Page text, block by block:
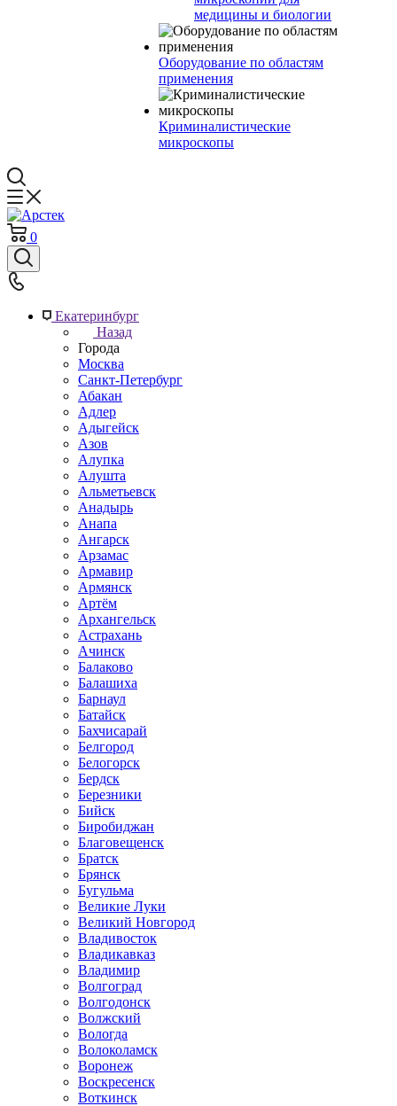
медицины и биологии
Оборудование по областям
применения
Криминалистические
микроскопы
0
Екатеринбург
Назад
Города
Москва
Санкт-Петербург
Абакан
Адлер
Адыгейск
Азов
Алупка
Алушта
Альметьевск
Анадырь
Анапа
Ангарск
Арзамас
Армавир
Армянск
Артём
Архангельск
Астрахань
Ачинск
Балаково
Балашиха
Барнаул
Батайск
Бахчисарай
Белгород
Белогорск
Бердск
Березники
Бийск
Биробиджан
Благовещенск
Братск
Брянск
Бугульма
Великие Луки
Великий Новгород
Владивосток
Владикавказ
Владимир
Волгоград
Волгодонск
Волжский
Вологда
Волоколамск
Воронеж
Воскресенск
Воткинск